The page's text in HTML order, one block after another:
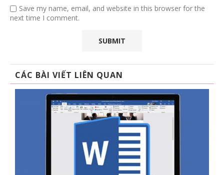
Save my name, email, and website in this browser for the
next time I comment.
CÁC BÀI VIẾT LIÊN QUAN